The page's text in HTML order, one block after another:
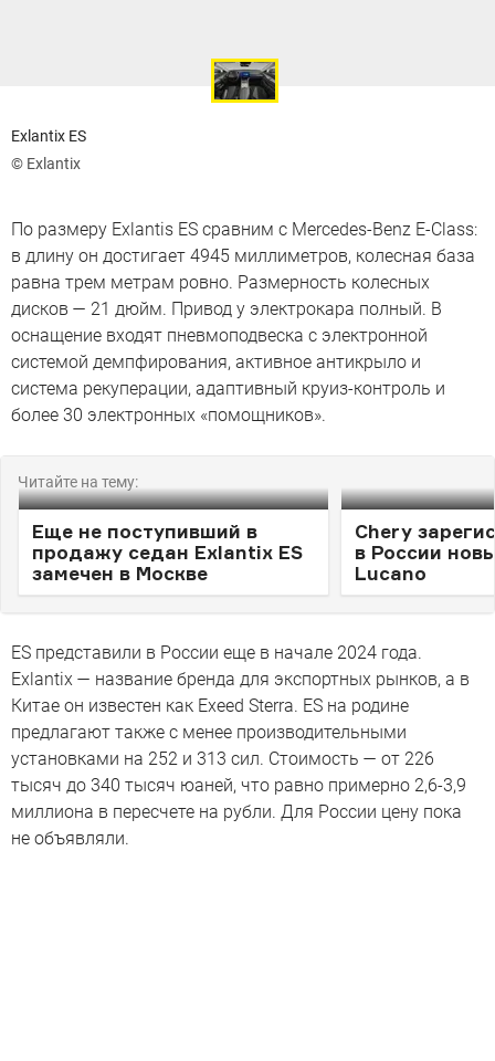
Exlantix ES
© Exlantix
По размеру Exlantis ES сравним с Mercedes-Benz E-Class:
в длину он достигает 4945 миллиметров, колесная база
равна трем метрам ровно. Размерность колесных
дисков — 21 дюйм. Привод у электрокара полный. В
оснащение входят пневмоподвеска с электронной
системой демпфирования, активное антикрыло и
система рекуперации, адаптивный круиз-контроль и
более 30 электронных «помощников».
Читайте на тему:
Еще не поступивший в
продажу седан Exlantix ES
замечен в Москве
Chery
в России
Lucano
ES представили в России еще в начале 2024 года.
Exlantix — название бренда для экспортных рынков, а в
Китае он известен как Exeed Sterra. ES на родине
предлагают также с менее производительными
установками на 252 и 313 сил. Стоимость — от 226
тысяч до 340 тысяч юаней, что равно примерно 2,6-3,9
миллиона в пересчете на рубли. Для России цену пока
не объявляли.